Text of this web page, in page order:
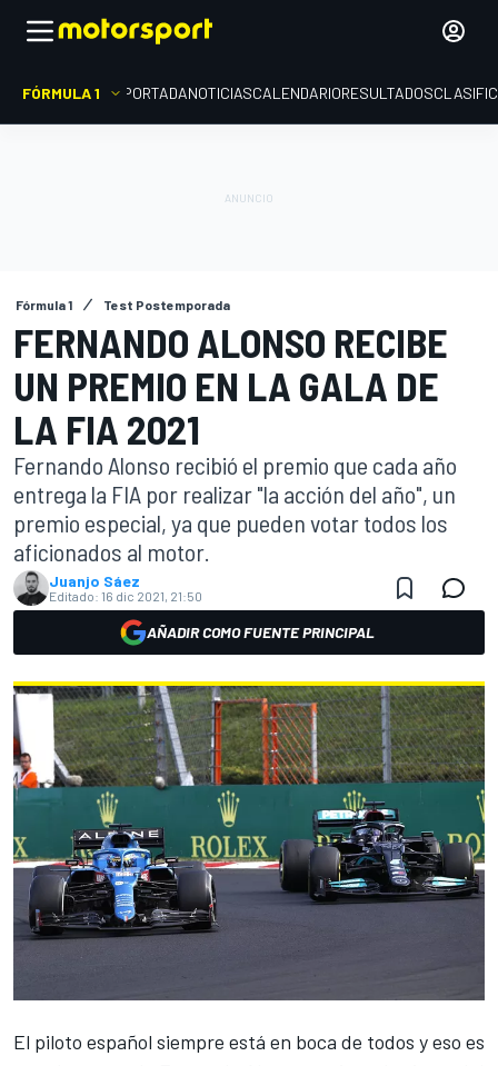
FÓRMULA 1 PORTADANOTICIASCALENDARIORESULTADOS
Fórmula 1 Test Postemporada
FERNANDO ALONSO RECIBE
UN PREMIO EN LA GALA DE
LA FIA 2021
Fernando Alonso recibió el premio que cada año
entrega la FIA por realizar "la acción del año", un
premio especial, ya que pueden votar todos los
aficionados al motor.
Juanjo Sáez
Editado: 16 dic 2021, 21:50
AÑADIR COMO FUENTE PRINCIPAL
El piloto español siempre está en boca de todos y eso es